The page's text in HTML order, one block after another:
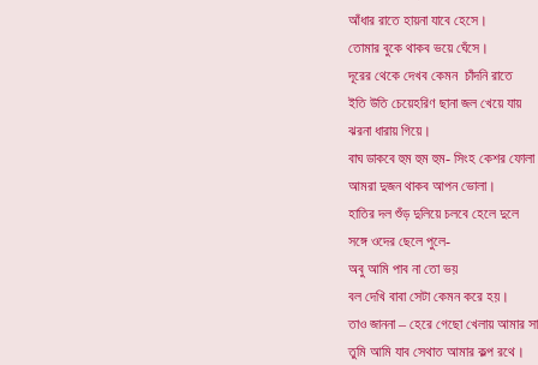
আঁধার রাতে হায়না যাবে হেসে।
তোমার বুকে থাকব ভয়ে ঘেঁসে।
দূরের থেকে দেখব কেমন চাঁদনি রাতে
ইতি উতি চেয়েহরিণ ছানা জল খেয়ে যায়
ঝরনা ধারায় গিয়ে।
বাঘ ডাকবে হুম হুম হুম- সিংহ কেশর ফোলা
আমরা দুজন থাকব আপন ভোলা।
হাতির দল শুঁড় দুলিয়ে চলবে হেলে দুলে
সঙ্গে ওদের ছেলে পুলে-
অবু আমি পাব না তো ভয়
বল দেখি বাবা সেটা কেমন করে হয়।
তাও জাননা – হেরে গেছো খেলায় আমার
তুমি আমি যাব সেথাত আমার কল্প রথে।